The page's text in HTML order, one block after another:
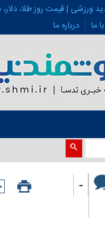
ورزشی | قیمت روز طلا،
ما درباره ما
-